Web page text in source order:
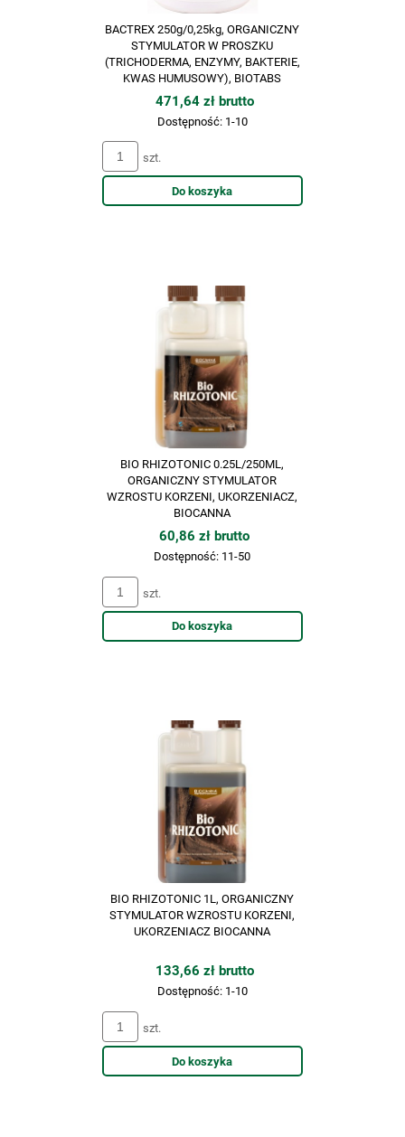
BACTREX 250g/0,25kg, ORGANICZNY
STYMULATOR W PROSZKU
(TRICHODERMA, ENZYMY, BAKTERIE,
KWAS HUMUSOWY), BIOTABS
471,64 zł brutto
Dostępność: 1-10
szt.
Do koszyka
BIO RHIZOTONIC 0.25L/250ML,
ORGANICZNY STYMULATOR
WZROSTU KORZENI, UKORZENIACZ,
BIOCANNA
60,86 zł brutto
Dostępność: 11-50
szt.
Do koszyka
BIO RHIZOTONIC 1L, ORGANICZNY
STYMULATOR WZROSTU KORZENI,
UKORZENIACZ BIOCANNA
133,66 zł brutto
Dostępność: 1-10
szt.
Do koszyka